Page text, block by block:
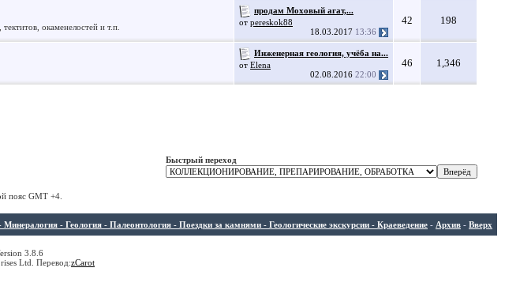
окаменелостей и т.п.
продам Моховый агат,...
от pereskok88
18.03.2017 13:36
42 198
Инженерная геология, учёба на...
от Elena
02.08.2016 22:00
46 1,346
Быстрый переход
пояс GMT +4.
- Геология - Палеонтология - Поездки за камнями - Геологические экскурсии - Краеведение - Архив - Вверх
3.8.6
Ltd. Перевод:zCarot